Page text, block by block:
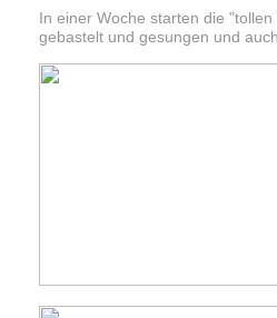
In einer Woche starten die
gebastelt und gesungen und